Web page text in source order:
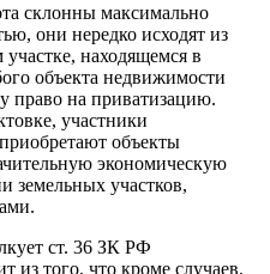
склонны максимально
они нередко исходят из
находящемся в
объекта недвижимости
право на приватизацию.
участники
объекты
экономическую
земельных участков,
ст. 36 ЗК РФ
из того, что кроме случаев,